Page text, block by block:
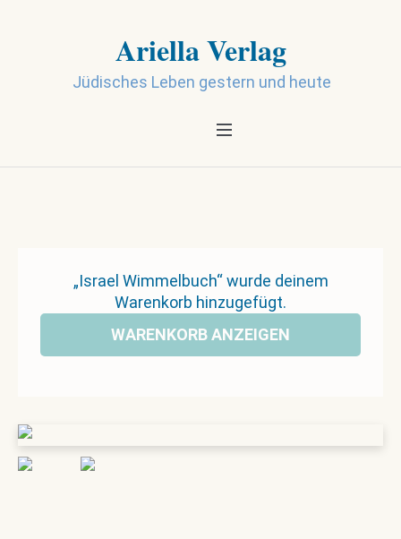
Ariella Verlag
Jüdisches Leben gestern und heute
„Israel Wimmelbuch“ wurde deinem
Warenkorb hinzugefügt.
WARENKORB ANZEIGEN